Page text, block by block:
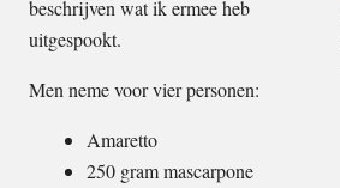
beschrijven wat ik ermee heb
uitgespookt.
Men neme voor vier personen:
Amaretto
250 gram mascarpone